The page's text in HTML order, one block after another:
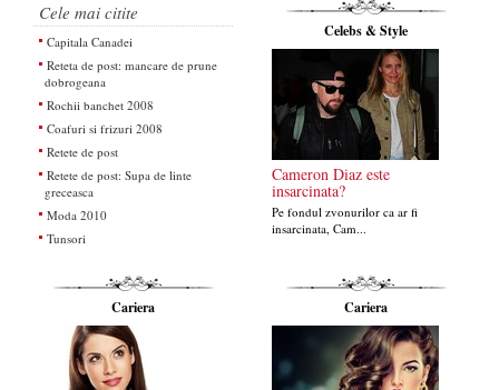
Cele mai citite
Capitala Canadei
Reteta de post: mancare de prune
dobrogeana
Rochii banchet 2008
Coafuri si frizuri 2008
Retete de post
Retete de post: Supa de linte
greceasca
Moda 2010
Tunsori
Celebs & Style
Cameron Diaz este
insarcinata?
Pe fondul zvonurilor ca ar fi
insarcinata, Cam...
Cariera Cariera